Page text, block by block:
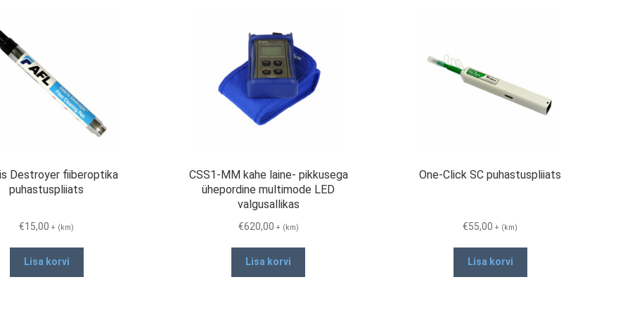
Destroyer fiiberoptika
puhastuspliiats
€15,00 + (km)
Lisa korvi
CSS1-MM kahe laine- pikkusega
ühepordine multimode LED
valgusallikas
€620,00 + (km)
Lisa korvi
One-Click SC puhastuspliiats
€55,00 + (km)
Lisa korvi